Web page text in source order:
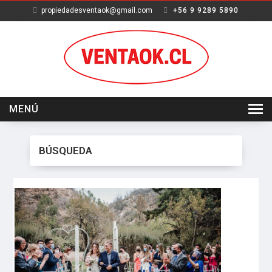
propiedadesventaok@gmail.com +56 9 9289 5890
MENÚ
SERVICIOS
NOSOTROS
CONTACTO
BÚSQUEDA